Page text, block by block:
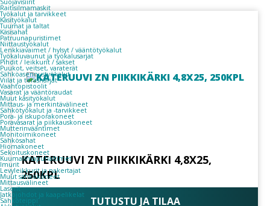
Suojavisiirit
Raitisilmamaskit
Työkalut ja tarvikkeet
Käsityökalut
Tuurnat ja taltat
Käsisahat
Patruunapuristimet
Niittaustyökalut
Lenkkiavaimet / hylsyt / vääntötyökalut
Työkaluvaunut ja työkalusarjat
Pihdit / leikkurit / sakset
Puukot, veitset, varaterät
Sähköasennustyökalut
Viilat ja teräsharjat
Vaahtopistoolit
Vasarat ja vääntöraudat
Muut käsityökalut
Mittaus- ja merkintävälineet
Sähkötyökalut ja -tarvikkeet
Pora- ja iskuporakoneet
Poravasarat ja piikkauskoneet
Mutterinvääntimet
Monitoimikoneet
Sähkösahat
Hiomakoneet
Sekoituskoneet
Kuumailmapuhaltimet
Imurit
Levyleikkurit ja nakertajat
Muut sähkökoneet
Mittausvälineet
Laserit
Jatkojohdot ja kaapelikelat
Sähköteippi
KATERUUVI ZN PIIKKIKÄRKI 4,8X25,
250KPL
TUTUSTU JA TILAA